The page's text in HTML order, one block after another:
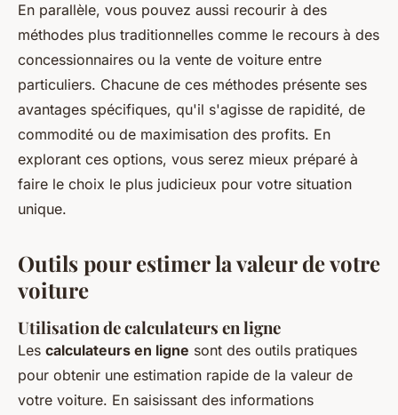
En parallèle, vous pouvez aussi recourir à des
méthodes plus traditionnelles comme le recours à des
concessionnaires ou la vente de voiture entre
particuliers. Chacune de ces méthodes présente ses
avantages spécifiques, qu'il s'agisse de rapidité, de
commodité ou de maximisation des profits. En
explorant ces options, vous serez mieux préparé à
faire le choix le plus judicieux pour votre situation
unique.
Outils pour estimer la valeur de votre
voiture
Utilisation de calculateurs en ligne
Les calculateurs en ligne sont des outils pratiques
pour obtenir une estimation rapide de la valeur de
votre voiture. En saisissant des informations